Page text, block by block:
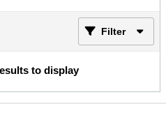
Filter
to display